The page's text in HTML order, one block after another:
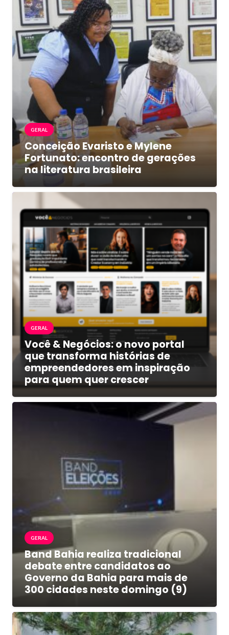
GERAL
Conceição Evaristo e Mylene
Fortunato: encontro de gerações
na literatura brasileira
GERAL
Você & Negócios: o novo portal
que transforma histórias de
empreendedores em inspiração
para quem quer crescer
GERAL
Band Bahia realiza tradicional
debate entre candidatos ao
Governo da Bahia para mais de
300 cidades neste domingo (9)